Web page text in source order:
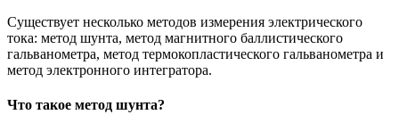
Существует несколько методов измерения электрического
тока: метод шунта, метод магнитного баллистического
гальванометра, метод термокопластического гальванометра и
метод электронного интегратора.
Что такое метод шунта?